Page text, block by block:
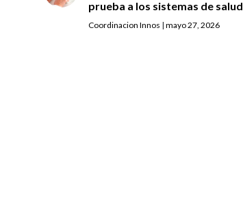
prueba a los sistemas de salud
Coordinacion Innos | mayo 27, 2026